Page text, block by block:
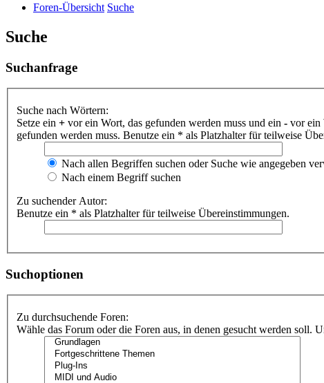
Foren-Übersicht Suche
Suche
Suchanfrage
Suche nach Wörtern:
Setze ein + vor ein Wort, das gefunden werden muss und ein - vor ein
gefunden werden muss. Benutze ein * als Platzhalter für teilweise
Nach allen Begriffen suchen oder Suche wie angegeben
Nach einem Begriff suchen
Zu suchender Autor:
Benutze ein * als Platzhalter für teilweise Übereinstimmungen.
Suchoptionen
Zu durchsuchende Foren:
Wähle das Forum oder die Foren aus, in denen gesucht werden soll.